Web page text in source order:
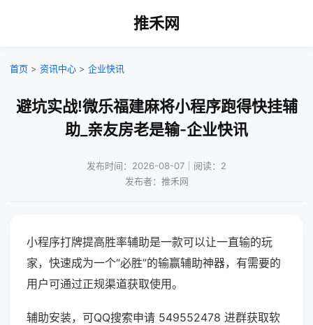
推禾网
首页 > 资讯中心 > 企业快讯
避坑实战!微乐福建麻将小程序跑得快挂辅
助_亲友房老是输-企业快讯
发布时间：2026-08-07｜阅读：2
发布者：推禾网
小程序打牌提高胜率辅助是一款可以让一直输的玩
家，快速成为一个“必胜”的输赢辅助神器，有需要的
用户可通过正规渠道获取使用。
辅助安装，可QQ搜索申请 549552478 进群获取软